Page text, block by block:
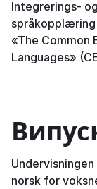
Integrerings-
språkopplæring
«The Common
Languages»
norsk for